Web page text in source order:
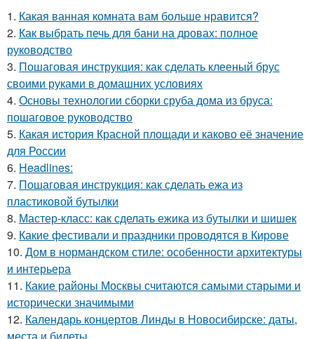
1. Какая ванная комната вам больше нравится?
2. Как выбрать печь для бани на дровах: полное
руководство
3. Пошаговая инструкция: как сделать клееный брус
своими руками в домашних условиях
4. Основы технологии сборки сруба дома из бруса:
пошаговое руководство
5. Какая история Красной площади и каково её значение
для России
6. Headlines:
7. Пошаговая инструкция: как сделать ежа из
пластиковой бутылки
8. Мастер-класс: как сделать ежика из бутылки и шишек
9. Какие фестивали и праздники проводятся в Кирове
10. Дом в нормандском стиле: особенности архитектуры
и интерьера
11. Какие районы Москвы считаются самыми старыми и
исторически значимыми
12. Календарь концертов Линды в Новосибирске: даты,
места и билеты